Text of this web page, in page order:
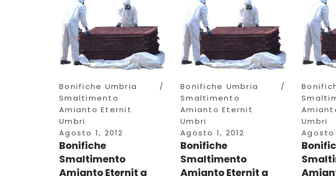
Bonifiche Umbria
Smaltimento
Amianto Eternit
Umbri
Agosto 1, 2012
Bonifiche
Smaltimento
Amianto Eternit a
Bonifiche Umbria
Smaltimento
Amianto Eternit
Umbri
Agosto 1, 2012
Bonifiche
Smaltimento
Amianto Eternit a
Umbri
Agosto